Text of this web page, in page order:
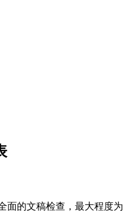
面的文稿检查，最大程度为